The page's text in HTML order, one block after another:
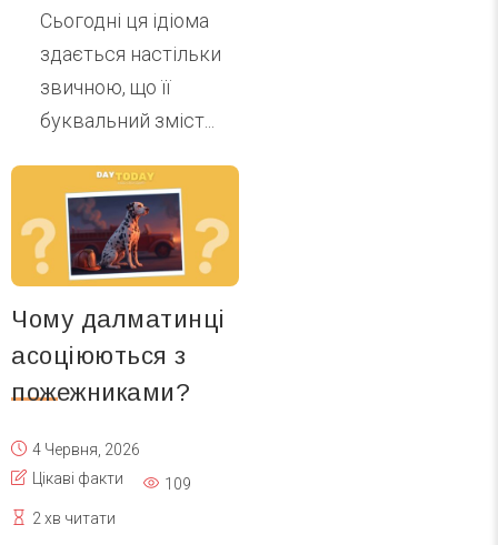
Сьогодні ця ідіома
здається настільки
звичною, що її
буквальний зміст...
Чому далматинці
асоціюються з
пожежниками?
4 Червня, 2026
Цікаві факти
109
2 хв читати